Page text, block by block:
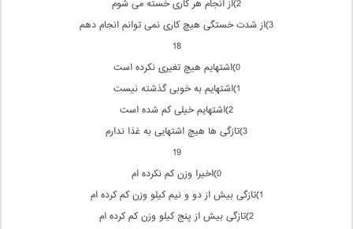
2)از انجام هر كاری خسته می شوم
3)از شدت خستگی هیچ كاری نمی توانم انجام دهم
18
0)اشتهایم هیچ تغیری نكرده است
1)اشتهایم به خوبی گذشته نیست
2)اشتهایم خیلی كم شده است
3)تازگی ها هیچ اشتهایی به غذا ندارم
19
0)اخیرا وزن كم نكرده ام
1)تازگی بیش از دو و نیم كیلو وزن كم كرده ام
2)تازگی بیش از پنج كیلو وزن كم كرده ام